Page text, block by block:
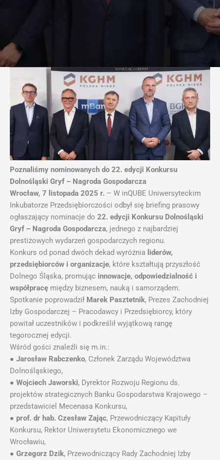
Poznaliśmy nominowanych do 22. edycji Konkursu
Dolnośląski Gryf – Nagroda Gospodarcza
Wrocław, 7 listopada 2025 r. – W inQUBE Uniwersyteckim
Inkubatorze Przedsiębiorczości odbył się briefing prasowy
ogłaszający nominacje do 22. edycji Konkursu Dolnośląski
Gryf – Nagroda Gospodarcza, jednego z najbardziej
prestiżowych wydarzeń gospodarczych regionu.
Konkurs od ponad dwóch dekad wyróżnia liderów,
przedsiębiorców i organizacje, które kształtują przyszłość
Dolnego Śląska, promując innowacje, odpowiedzialność i
współpracę między biznesem, nauką i samorządem.
Spotkanie poprowadził Marek Pasztetnik, Prezes Zachodniej
Izby Gospodarczej – Pracodawcy i Przedsiębiorcy, który
powitał uczestników i podkreślił wyjątkową rangę
tegorocznej edycji.
Wśród gości znaleźli się m.in.:
● Jarosław Rabczenko, Członek Zarządu Województwa
Dolnośląskiego,
● Wojciech Jaworski, Dyrektor Rozwoju Regionu ds.
projektów strategicznych Banku Gospodarstwa Krajowego –
przedstawiciel Mecenasa Konkursu,
● prof. dr hab. Czesław Zając, Przewodniczący Kapituły
Konkursu, Rektor Uniwersytetu Ekonomicznego we
Wrocławiu,
● Grzegorz Dzik, Przewodniczący Rady Zachodniej Izby